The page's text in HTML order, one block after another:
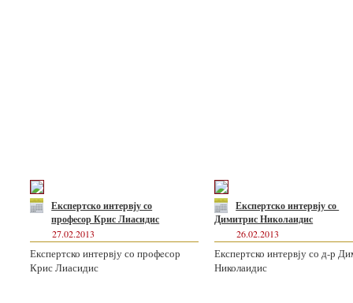
Експертско интервју со
профeсор Крис Лиасидис
27.02.2013
Експертско интервју со профeсор
Крис Лиасидис
Експертско интервју со
Димитрис Николаидис
26.02.2013
Експертско интервју со д-р
Николаидис